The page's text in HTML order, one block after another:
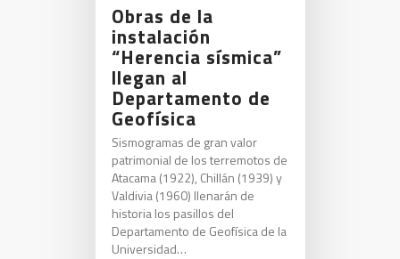
Obras de la
instalación
“Herencia sísmica”
llegan al
Departamento de
Geofísica
Sismogramas de gran valor
patrimonial de los terremotos de
Atacama (1922), Chillán (1939) y
Valdivia (1960) llenarán de
historia los pasillos del
Departamento de Geofísica de la
Universidad…